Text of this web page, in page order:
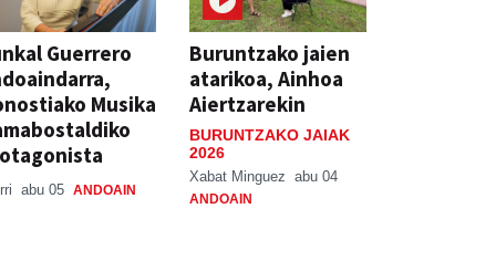
Guerrero
Musika
abu 05 ANDOAIN
Buruntzako jaien
atarikoa, Ainhoa
Aiertzarekin
BURUNTZAKO JAIAK
2026
Xabat Minguez abu 04
ANDOAIN